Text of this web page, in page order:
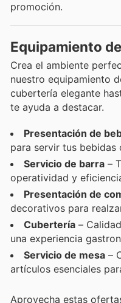
promoción.
Equipamiento
Crea el ambiente
nuestro equipamiento
cubertería elegante
te ayuda a destacar.
Presentación de
para servir tus bebidas
Servicio de barra –
operatividad y
Presentación de
decorativos para
Cubertería –
una experiencia
Servicio de mesa –
artículos esenciales
Aprovecha estas